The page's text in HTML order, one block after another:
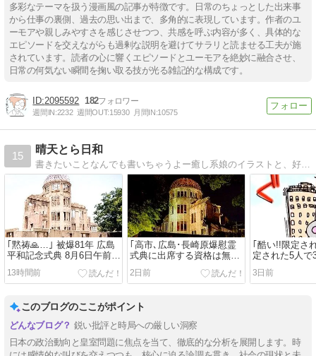
多彩なテーマを扱う漫画風の記事が特徴です。日常のちょっとした出来事
から仕事の裏側、過去の思い出まで、多角的に表現しています。作者のユ
ーモアや親しみやすさを感じさせつつ、共感を呼ぶ内容が多く、具体的な
エピソードを交えながらも過剰な説明を避けてサラリと読ませる工夫が施
されています。読者の心に響くエピソードとユーモアを絶妙に融合させ、
日常の何気ない瞬間を掬い取る技が光る雑記的な構成です。
2095592 182
週間IN:2232 週間OUT:15930 月間IN:10575
15
晴天とら日和
書きたいことなんでも書いちゃうよー癒し系娘のイラストと、好奇心旺盛なおばちゃんのブログです。ヨロシク！
｢黙祷🙏…｣ 被爆81年 広島
平和記念式典 8月6日午前
8：00～【原爆の日】
13時間前
｢高市､広島･長崎原爆慰霊
式典に出席する資格は無
い!! どのツラ下げて!!｣
2日前
｢酷い!!限定さ
定された5人で
者の声を聞く!｣
3日前
このブログのここがポイント
鋭い批評と時局への厳しい洞察
日本の政治動向と皇室問題に焦点を当て、徹底的な分析を展開します。時